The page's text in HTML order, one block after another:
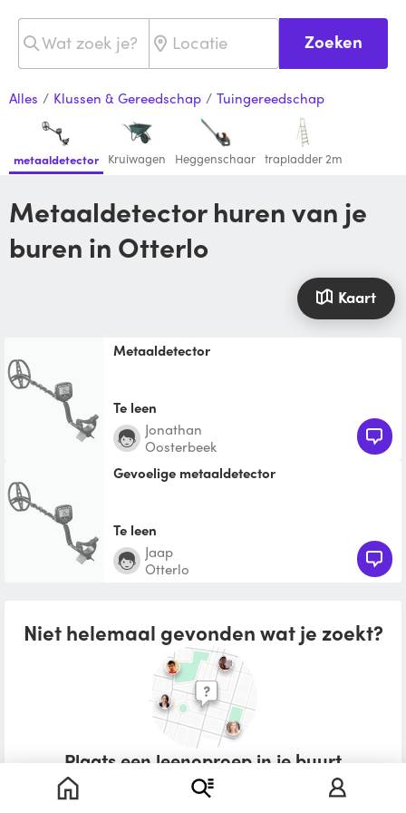
Zoeken
Alles / Klussen & Gereedschap / Tuingereedschap
metaaldetector Kruiwagen Heggenschaar trapladder 2m
metaaldetector huren van je
buren in Otterlo
Kaart
metaaldetector
Te leen
Jonathan
Oosterbeek
gevoelige metaaldetector
Te leen
Jaap
Otterlo
Niet helemaal gevonden wat je zoekt?
Plaats een leenoproep in je buurt
Wat zou je willen lenen?